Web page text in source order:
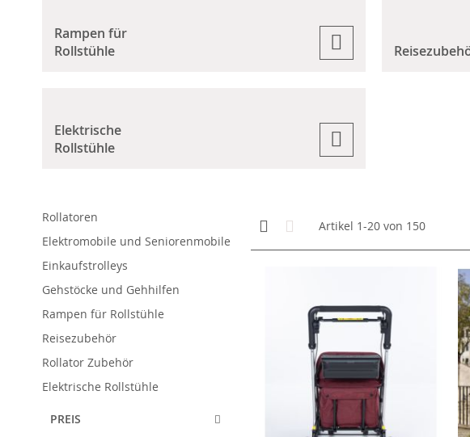
Rampen für
Rollstühle
Elektrische
Rollstühle
Anzeigen
als
Kachelansicht
Artikel 1-20 von 150
Rollatoren
Elektromobile und Seniorenmobile
Einkaufstrolleys
Gehstöcke und Gehhilfen
Rampen für Rollstühle
Reisezubehör
Rollator Zubehör
Elektrische Rollstühle
PREIS